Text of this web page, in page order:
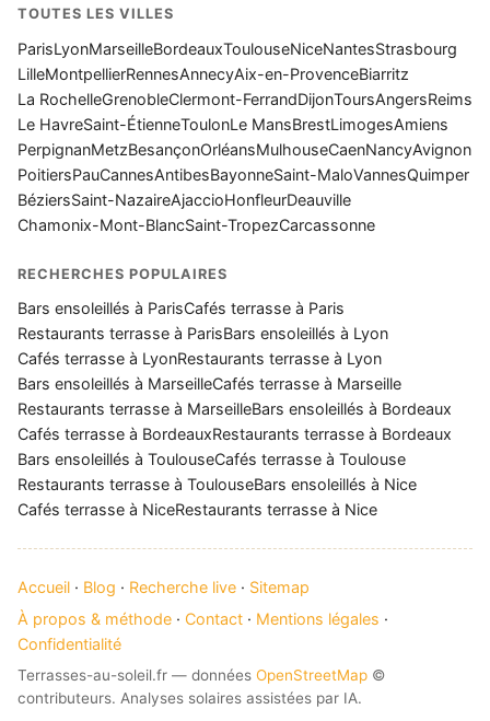
TOUTES LES VILLES
ParisLyonMarseilleBordeauxToulouseNiceNantesStrasbourg
LilleMontpellierRennesAnnecyAix-en-ProvenceBiarritz
La RochelleGrenobleClermont-FerrandDijonToursAngersReims
Le HavreSaint-ÉtienneToulonLe MansBrestLimogesAmiens
PerpignanMetzBesançonOrléansMulhouseCaenNancyAvignon
PoitiersPauCannesAntibesBayonneSaint-MaloVannesQuimper
BéziersSaint-NazaireAjaccioHonfleurDeauville
Chamonix-Mont-BlancSaint-TropezCarcassonne
RECHERCHES POPULAIRES
Bars ensoleillés à ParisCafés terrasse à Paris
Restaurants terrasse à ParisBars ensoleillés à Lyon
Cafés terrasse à LyonRestaurants terrasse à Lyon
Bars ensoleillés à MarseilleCafés terrasse à Marseille
Restaurants terrasse à MarseilleBars ensoleillés à Bordeaux
Cafés terrasse à BordeauxRestaurants terrasse à Bordeaux
Bars ensoleillés à ToulouseCafés terrasse à Toulouse
Restaurants terrasse à ToulouseBars ensoleillés à Nice
Cafés terrasse à NiceRestaurants terrasse à Nice
Accueil · Blog · Recherche live · Sitemap
À propos & méthode · Contact · Mentions légales ·
Confidentialité
Terrasses-au-soleil.fr — données OpenStreetMap ©
contributeurs. Analyses solaires assistées par IA.